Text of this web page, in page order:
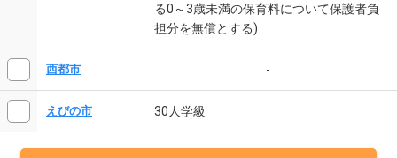
る0～3歳未満の保育料について保護者負
担分を無償とする)
西都市 -
えびの市 30人学級